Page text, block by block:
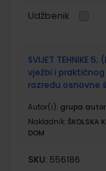
Udžbenik
SVIJET TEHNIKE
vježbi i
razredu osnovne
Autor(i): grupa
Nakladnik: ŠKOLSKA
DOM
SKU: 556186